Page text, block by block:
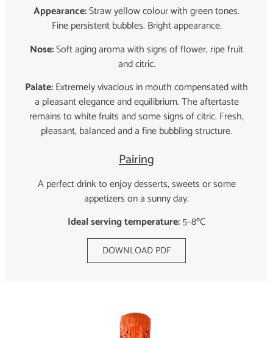
Appearance:Straw yellow colour with green tones.
Fine persistent bubbles. Bright appearance.
Nose:Soft aging aroma with signs of flower, ripe fruit
and citric.
Palate:Extremely vivacious in mouth compensated with
a pleasant elegance and equilibrium. The aftertaste
remains to white fruits and some signs of citric. Fresh,
pleasant, balanced and a fine bubbling structure.
Pairing
A perfect drink to enjoy desserts, sweets or some
appetizers on a sunny day.
Ideal serving temperature:5–8ºC
DOWNLOAD PDF